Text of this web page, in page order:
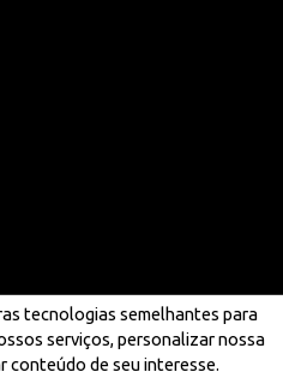
tecnologias semelhantes para
serviços, personalizar nossa
conteúdo de seu interesse.